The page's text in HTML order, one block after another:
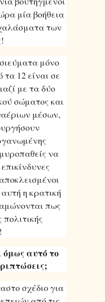
μία βοήθεια
των
μόνο
12 είναι σε
με τα δύο
σώματος και
μέσων,
να
η κρατική
πως
αυτό το
σχέδιο για